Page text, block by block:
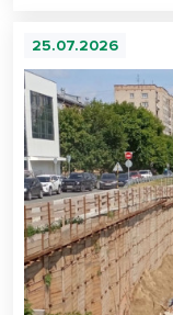
25.07.2026